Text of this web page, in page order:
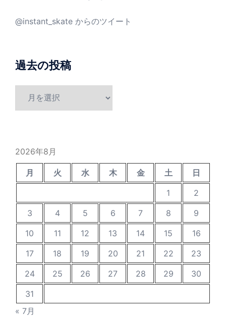
@instant_skate からのツイート
過去の投稿
2026年8月
月 火 水 木 金 土
日
1
2
3
4 5 6 7 8
9
10
11 12 13 14 15
16
17
18 19 20 21 22
23
24
25 26 27 28 29
30
31
« 7月